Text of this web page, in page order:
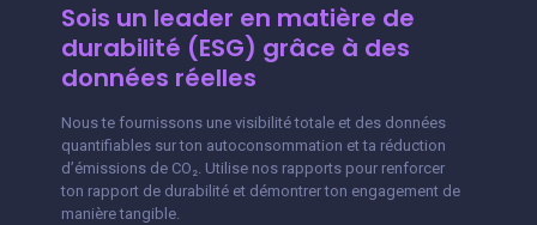
Sois un leader en matière de
durabilité (ESG) grâce à des
données réelles
Nous te fournissons une visibilité totale et des données
quantifiables sur ton autoconsommation et ta réduction
d’émissions de CO₂. Utilise nos rapports pour renforcer
ton rapport de durabilité et démontrer ton engagement de
manière tangible.